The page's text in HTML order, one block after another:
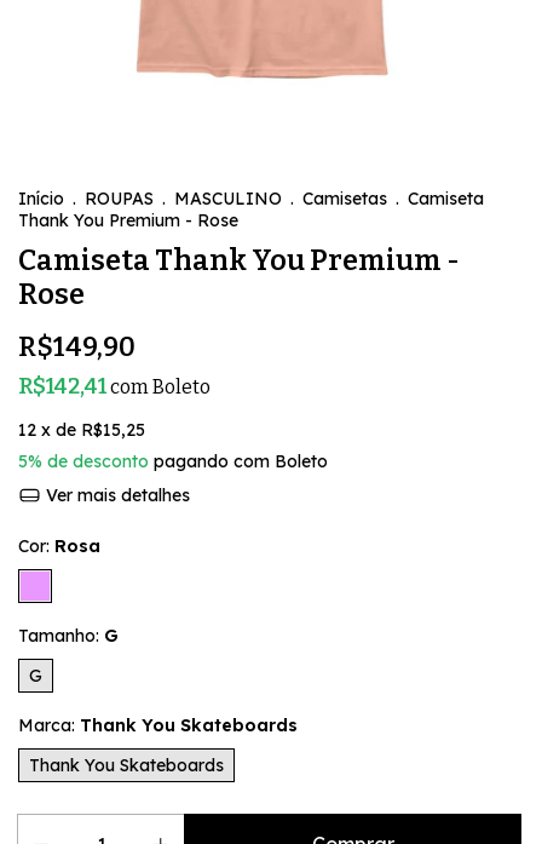
Início . ROUPAS . MASCULINO . Camisetas . Camiseta
Thank You Premium - Rose
Camiseta Thank You Premium -
Rose
R$149,90
R$142,41comBoleto
12 x de R$15,25
5% de desconto pagando com Boleto
Ver mais detalhes
Cor: Rosa
Tamanho: G
G
Marca: Thank You Skateboards
Thank You Skateboards